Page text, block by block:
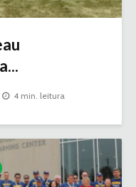
4 min. leitura